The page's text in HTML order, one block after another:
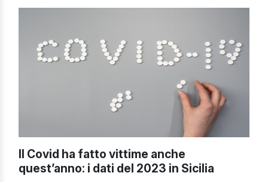
alternativa al vaccino mRNA attualmente disponibile,
Il Covid ha fatto vittime anche
quest’anno: i dati del 2023 in Sicilia